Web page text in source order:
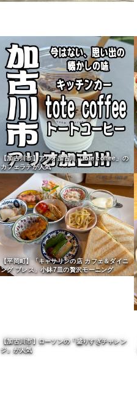
【加古川市】アリオ加古川「tote coffee」の
カフェラテが人気
【平岡町】「キャサリンの店 カフェ＆ダイニ
ング ブレス」小鉢7皿の贅沢モーニング